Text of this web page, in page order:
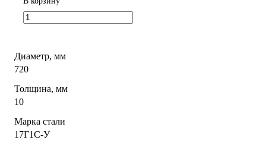
Диаметр, мм
720
Толщина, мм
10
Марка стали
17Г1С-У